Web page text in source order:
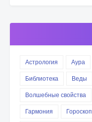
Астрология Аура
Библиотека
Веды
Волшебные свойства
Гармония
Гороскоп